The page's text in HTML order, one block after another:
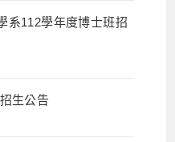
系112學年度博士班招
生公告